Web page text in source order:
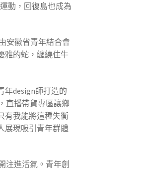
動，回復島也成為
安徽省青年結合會
雅的蛇，纏繞住牛
年design師打造的
直播帶貨專區讓鄉
有我能將這種失衡
展現吸引青年群體
注進活氣。青年創